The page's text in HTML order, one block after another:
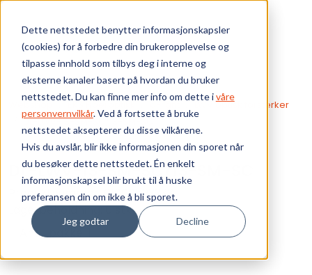
Dette nettstedet benytter informasjonskapsler
(cookies) for å forbedre din brukeropplevelse og
tilpasse innhold som tilbys deg i interne og
eksterne kanaler basert på hvordan du bruker
nettstedet. Du kan finne mer info om dette ivåre
personvernvilkår. Ved å fortsette å bruke
nettstedet aksepterer du disse vilkårene.
Hvis du avslår, blir ikke informasjonen din sporet når
du besøker dette nettstedet. Én enkelt
informasjonskapsel blir brukt til å huske
preferansen din om ikke å bli sporet.
Jeg godtar Decline
Skip to main content
Webshop EKS Fiberoptikk d-light
LWV optisk forsterker
DL-LWV-13-SM-SC/13-SM-SC
DL-LWV-13-SM-SC/13-SM-SC
Produktnummer:01000523333
Lagerbeholdning:0 stk
Ant. i pakke: 1
Bærekraft
Vi tilbyr
Ressurser
Om oss